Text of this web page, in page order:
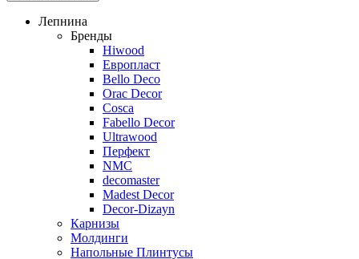
Лепнина
Бренды
Hiwood
Европласт
Bello Deco
Orac Decor
Cosca
Fabello Decor
Ultrawood
Перфект
NMC
decomaster
Madest Decor
Decor-Dizayn
Карнизы
Молдинги
Напольные Плинтусы